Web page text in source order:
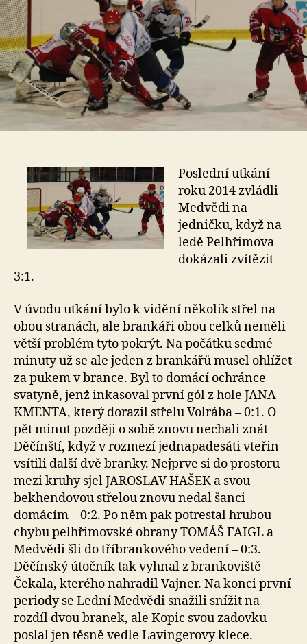
Poslední utkání
roku 2014 zvládli
Medvědi na
jedničku, když na
ledě Pelhřimova
dokázali zvítězit
3:1.
V úvodu utkání bylo k vidění několik střel na
obou stranách, ale brankáři obou celků neměli
větší problém tyto pokrýt. Na počátku sedmé
minuty už se ale jeden z brankářů musel ohlížet
za pukem v brance. Byl to domácí ochránce
svatyně, jenž inkasoval první gól z hole JANA
KMENTA, který dorazil střelu Volrába – 0:1. O
pět minut později o sobě znovu nechali znát
Děčínští, když v rozmezí jednapadesáti vteřin
vsítili další dvě branky. Nejprve si do prostoru
mezi kruhy sjel JAROSLAV HAŠEK a svou
bekhendovou střelou znovu nedal šanci
domácím – 0:2. Po něm pak potrestal hrubou
chybu pelhřimovské obrany TOMÁŠ FAIGL a
Medvědi šli do tříbrankového vedení – 0:3.
Děčínský útočník tak vyhnal z brankoviště
Čekala, kterého nahradil Vajner. Na konci první
periody se Lední Medvědi snažili snížit na
rozdíl dvou branek, ale Kopic svou zadovku
poslal jen těsně vedle Lavingerovy klece.